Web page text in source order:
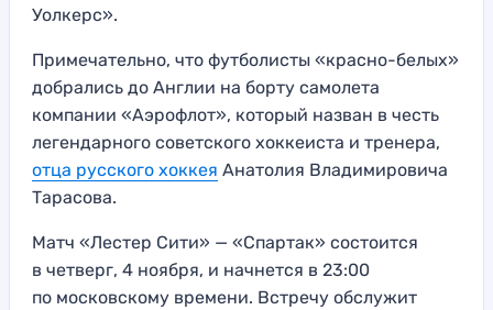
Уолкерс».
Примечательно, что футболисты «красно-белых»
добрались до Англии на борту самолета
компании «Аэрофлот», который назван в честь
легендарного советского хоккеиста и тренера,
отца русского хоккея Анатолия Владимировича
Тарасова.
Матч «Лестер Сити» — «Спартак» состоится
в четверг, 4 ноября, и начнется в 23:00
по московскому времени. Встречу обслужит